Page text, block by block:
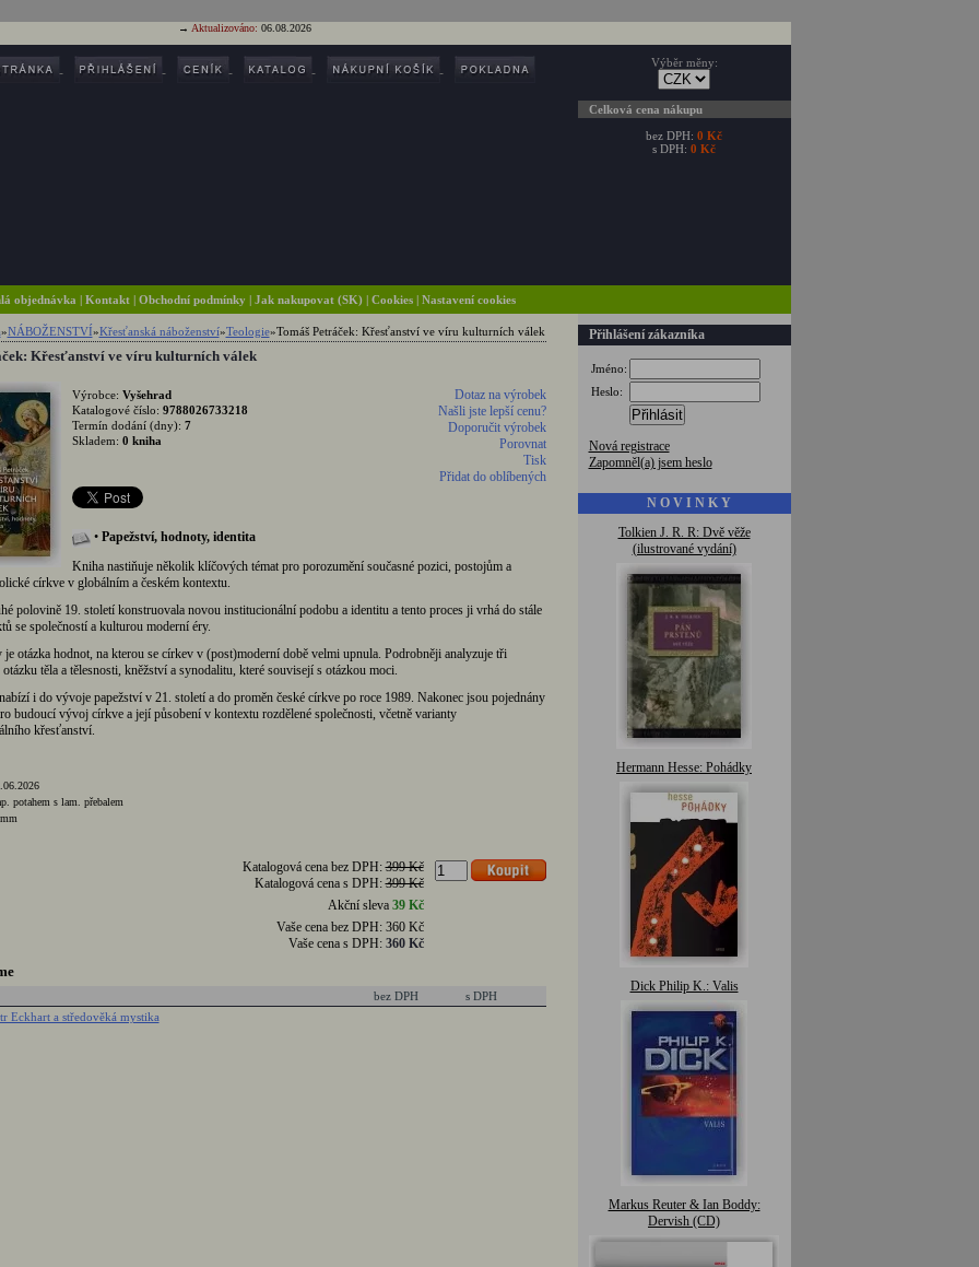
→ Aktualizováno: 06.08.2026
Výběr měny:
Celková cena nákupu
bez DPH: 0 Kč
s DPH: 0 Kč
objednávka | Kontakt | Obchodní podmínky | Jak nakupovat (SK) | Cookies | Nastavení cookies
»NÁBOŽENSTVÍ»Křesťanská náboženství»Teologie»Tomáš Petráček: Křesťanství ve víru kulturních válek
Křesťanství ve víru kulturních válek
Dotaz na výrobek
Našli jste lepší cenu?
Doporučit výrobek
Porovnat
Tisk
Přidat do oblíbených
Výrobce: Vyšehrad
Katalogové číslo: 9788026733218
Termín dodání (dny): 7
Skladem: 0 kniha
• Papežství, hodnoty, identita
Kniha nastiňuje několik klíčových témat pro porozumění současné pozici, postojům a
církve v globálním a českém kontextu.
polovině 19. století konstruovala novou institucionální podobu a identitu a tento proces ji vrhá do stále
se společností a kulturou moderní éry.
je otázka hodnot, na kterou se církev v (post)moderní době velmi upnula. Podrobněji analyzuje tři
těla a tělesnosti, kněžství a synodalitu, které souvisejí s otázkou moci.
i do vývoje papežství v 21. století a do proměn české církve po roce 1989. Nakonec jsou pojednány
budoucí vývoj církve a její působení v kontextu rozdělené společnosti, včetně varianty
křesťanství.
potahem s lam. přebalem
Katalogová cena bez DPH:399 Kč
Katalogová cena s DPH:399 Kč
Akční sleva 39 Kč
Vaše cena bez DPH: 360 Kč
Vaše cena s DPH: 360 Kč
bez DPH
s DPH
Eckhart a středověká mystika
Přihlášení zákazníka
Jméno:
Heslo:
Přihlásit
Nová registrace
Zapomněl(a) jsem heslo
N O V I N K Y
Tolkien J. R. R: Dvě věže
(ilustrované vydání)
Hermann Hesse: Pohádky
Dick Philip K.: Valis
Markus Reuter & Ian Boddy:
Dervish (CD)